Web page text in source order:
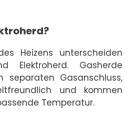
Heizens unterscheiden
Elektroherd. Gasherde
separaten Gasanschluss,
und kommen
Temperatur.